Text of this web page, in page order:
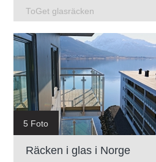
ToGet glasräcken
5 Foto
Räcken i glas i Norge